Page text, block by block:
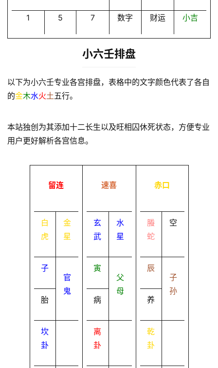
1 5 7 数字 财运 小吉
小六壬排盘
以下为小六壬专业各宫排盘，表格中的文字颜色代表了各自
的金木水火土五行。
本站独创为其添加十二长生以及旺相囚休死状态，方便专业
用户更好解析各宫信息。
留连
白
虎
金
星
子
胎
官
鬼
坎
卦
速喜
玄
武
水
星
寅
病
父
母
离
卦
赤口
螣
蛇
空
辰
养
子
孙
乾
卦